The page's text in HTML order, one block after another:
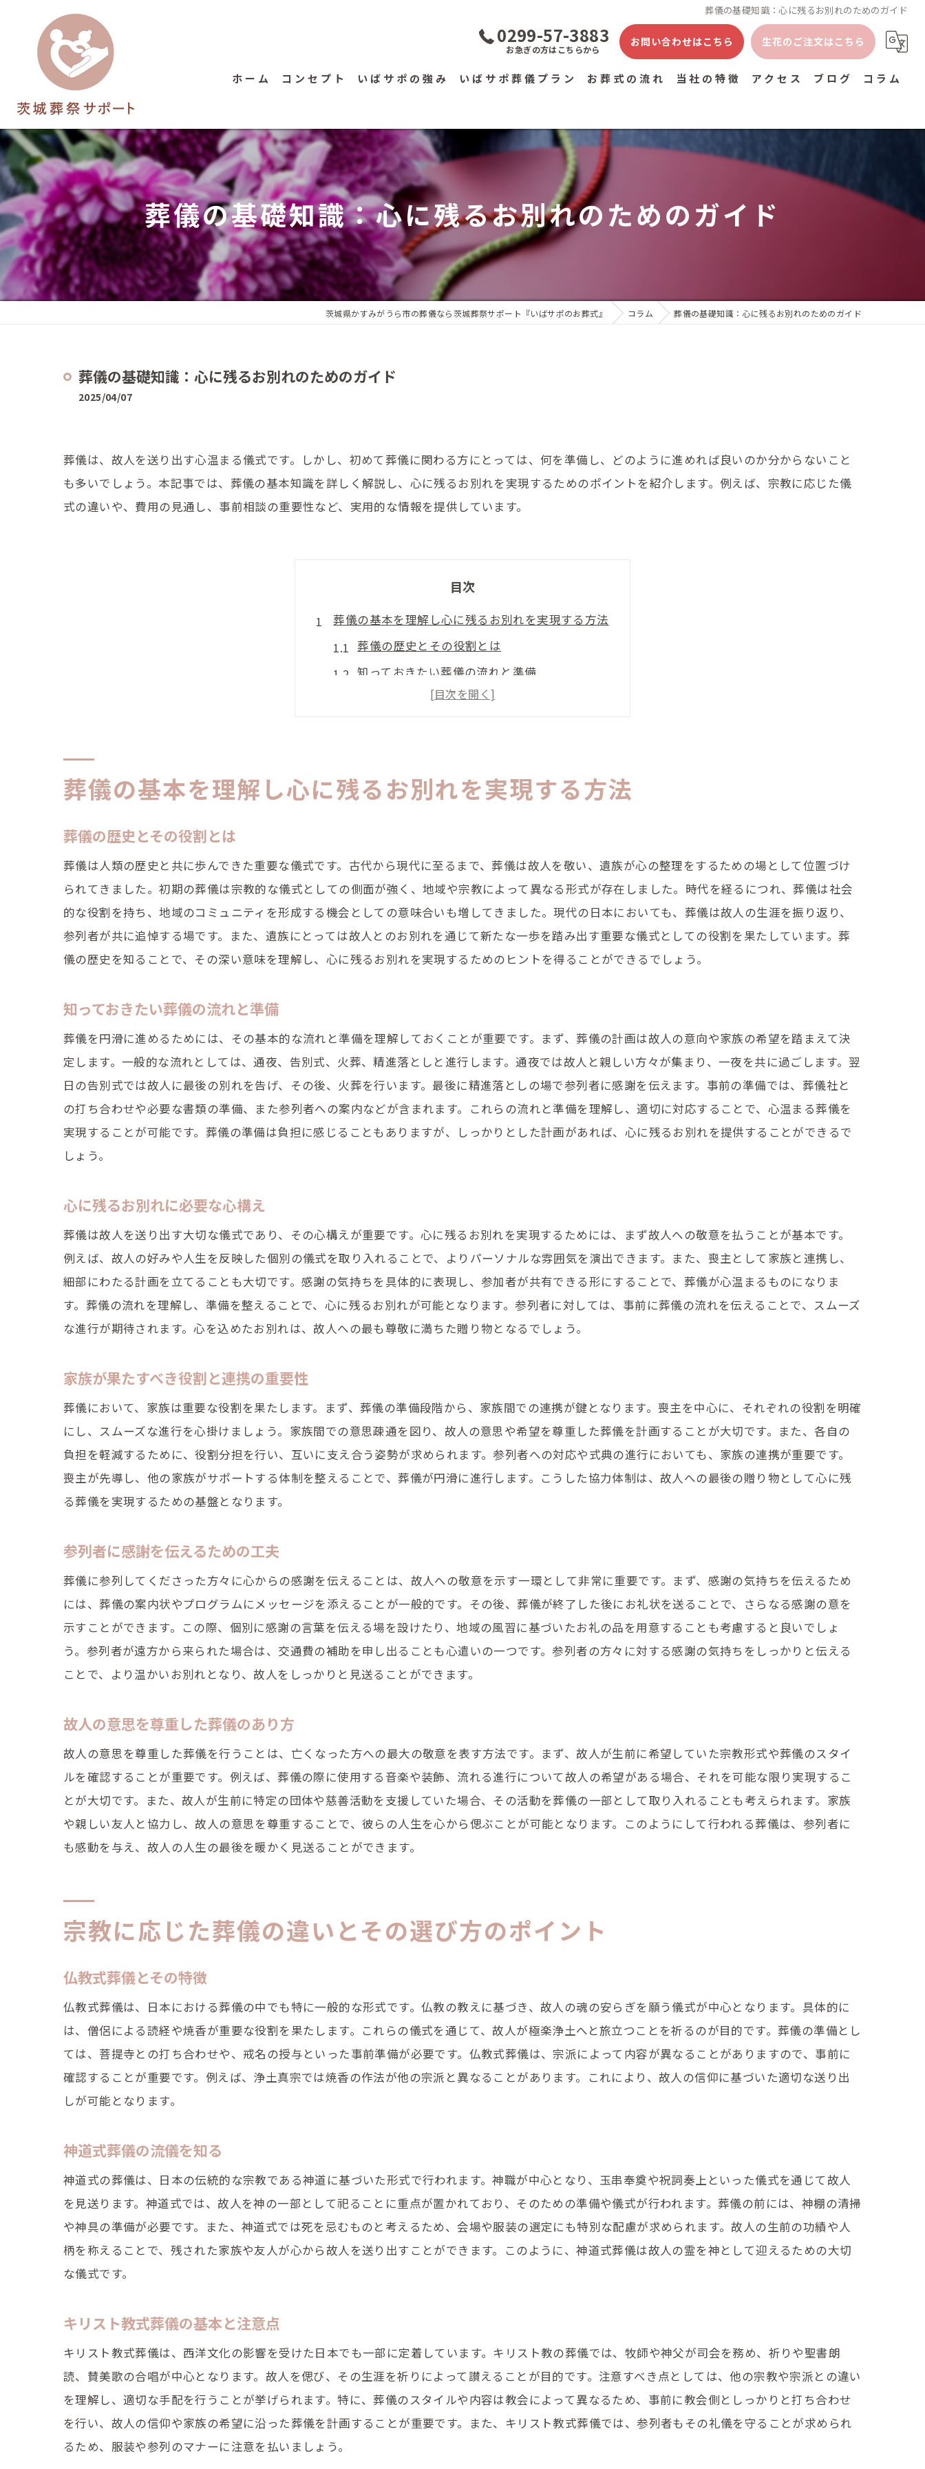
葬儀の基礎知識：心に残るお別れのためのガイド
0299-57-3883
お急ぎの方はこちらから
お問い合わせはこちら 生花のご注文はこちら
ホーム コンセプト いばサポの強み いばサポ葬儀プラン
家族葬プラン
生花のご注文
お葬式の流れ 当社の特徴
家族葬
一般葬
アクセス ブログ コラム
葬儀の基礎知識：心に残るお別れのためのガイド
茨城県かすみがうら市の葬儀なら茨城葬祭サポート『いばサポのお葬式』 コラム 葬儀の基礎知識：心に残るお別れのためのガイド
葬儀の基礎知識：心に残るお別れのためのガイド
2025/04/07
葬儀は、故人を送り出す心温まる儀式です。しかし、初めて葬儀に関わる方にとっては、何を準備し、どのように進めれば良いのか分からないこと
も多いでしょう。本記事では、葬儀の基本知識を詳しく解説し、心に残るお別れを実現するためのポイントを紹介します。例えば、宗教に応じた儀
式の違いや、費用の見通し、事前相談の重要性など、実用的な情報を提供しています。
目次
葬儀の基本を理解し心に残るお別れを実現する方法
葬儀の歴史とその役割とは
知っておきたい葬儀の流れと準備
心に残るお別れに必要な心構え
故人の意思を尊重した葬儀のあり方
宗教に応じた葬儀の違いとその選び方のポイント
キリスト教式葬儀の基本と注意点
無宗教葬儀のスタイルとその進め方
宗教に応じた葬儀場の選び方
宗教的儀式の選択とその調整
予算を抑えた葬儀プランの選び方
葬儀費用の見積もりを比較する方法
家族で話し合うべき費用の優先順位
葬儀保険の活用と選び方
費用を明確にして安心を得る大切さ
葬儀のプランニングで忘れがちなこと
事前相談で心の余裕を生む秘訣
相談を通して明確になる家族の希望
各役割の具体的な仕事内容と流れ
進行をスムーズにするための連絡方法
役割分担で負担を軽減する工夫
緊急時に備えた代替プランの考え方
遺族が抱える心のケアとそのサポート
法要の種類と準備のポイント
家族が協力して進めるためのコツ
事前に準備すべき書類一覧
突発的な事態への備え方
心の負担を軽くする準備の工夫
書類整理で葬儀を円滑に進める
緊急時の連絡網を整備する方法
故人を偲ぶ場所や時間の設定
故人の好きだったことを取り入れる
音楽や映像で故人を偲ぶ演出
参加者全員で心を一つにする方法
葬儀の基本を理解し心に残るお別れを実現する方法
葬儀の歴史とその役割とは
葬儀は人類の歴史と共に歩んできた重要な儀式です。古代から現代に至るまで、葬儀は故人を敬い、遺族が心の整理をするための場として位置づけ
られてきました。初期の葬儀は宗教的な儀式としての側面が強く、地域や宗教によって異なる形式が存在しました。時代を経るにつれ、葬儀は社会
的な役割を持ち、地域のコミュニティを形成する機会としての意味合いも増してきました。現代の日本においても、葬儀は故人の生涯を振り返り、
参列者が共に追悼する場です。また、遺族にとっては故人とのお別れを通じて新たな一歩を踏み出す重要な儀式としての役割を果たしています。葬
儀の歴史を知ることで、その深い意味を理解し、心に残るお別れを実現するためのヒントを得ることができるでしょう。
知っておきたい葬儀の流れと準備
葬儀を円滑に進めるためには、その基本的な流れと準備を理解しておくことが重要です。まず、葬儀の計画は故人の意向や家族の希望を踏まえて決
定します。一般的な流れとしては、通夜、告別式、火葬、精進落としと進行します。通夜では故人と親しい方々が集まり、一夜を共に過ごします。翌
日の告別式では故人に最後の別れを告げ、その後、火葬を行います。最後に精進落としの場で参列者に感謝を伝えます。事前の準備では、葬儀社と
の打ち合わせや必要な書類の準備、また参列者への案内などが含まれます。これらの流れと準備を理解し、適切に対応することで、心温まる葬儀を
実現することが可能です。葬儀の準備は負担に感じることもありますが、しっかりとした計画があれば、心に残るお別れを提供することができるで
しょう。
心に残るお別れに必要な心構え
葬儀は故人を送り出す大切な儀式であり、その心構えが重要です。心に残るお別れを実現するためには、まず故人への敬意を払うことが基本です。
例えば、故人の好みや人生を反映した個別の儀式を取り入れることで、よりパーソナルな雰囲気を演出できます。また、喪主として家族と連携し、
細部にわたる計画を立てることも大切です。感謝の気持ちを具体的に表現し、参加者が共有できる形にすることで、葬儀が心温まるものになりま
す。葬儀の流れを理解し、準備を整えることで、心に残るお別れが可能となります。参列者に対しては、事前に葬儀の流れを伝えることで、スムーズ
な進行が期待されます。心を込めたお別れは、故人への最も尊敬に満ちた贈り物となるでしょう。
家族が果たすべき役割と連携の重要性
葬儀において、家族は重要な役割を果たします。まず、葬儀の準備段階から、家族間での連携が鍵となります。喪主を中心に、それぞれの役割を明確
にし、スムーズな進行を心掛けましょう。家族間での意思疎通を図り、故人の意思や希望を尊重した葬儀を計画することが大切です。また、各自の
負担を軽減するために、役割分担を行い、互いに支え合う姿勢が求められます。参列者への対応や式典の進行においても、家族の連携が重要です。
喪主が先導し、他の家族がサポートする体制を整えることで、葬儀が円滑に進行します。こうした協力体制は、故人への最後の贈り物として心に残
る葬儀を実現するための基盤となります。
参列者に感謝を伝えるための工夫
葬儀に参列してくださった方々に心からの感謝を伝えることは、故人への敬意を示す一環として非常に重要です。まず、感謝の気持ちを伝えるため
には、葬儀の案内状やプログラムにメッセージを添えることが一般的です。その後、葬儀が終了した後にお礼状を送ることで、さらなる感謝の意を
示すことができます。この際、個別に感謝の言葉を伝える場を設けたり、地域の風習に基づいたお礼の品を用意することも考慮すると良いでしょ
う。参列者が遠方から来られた場合は、交通費の補助を申し出ることも心遣いの一つです。参列者の方々に対する感謝の気持ちをしっかりと伝える
ことで、より温かいお別れとなり、故人をしっかりと見送ることができます。
故人の意思を尊重した葬儀のあり方
故人の意思を尊重した葬儀を行うことは、亡くなった方への最大の敬意を表す方法です。まず、故人が生前に希望していた宗教形式や葬儀のスタイ
ルを確認することが重要です。例えば、葬儀の際に使用する音楽や装飾、流れる進行について故人の希望がある場合、それを可能な限り実現するこ
とが大切です。また、故人が生前に特定の団体や慈善活動を支援していた場合、その活動を葬儀の一部として取り入れることも考えられます。家族
や親しい友人と協力し、故人の意思を尊重することで、彼らの人生を心から偲ぶことが可能となります。このようにして行われる葬儀は、参列者に
も感動を与え、故人の人生の最後を暖かく見送ることができます。
宗教に応じた葬儀の違いとその選び方のポイント
仏教式葬儀とその特徴
仏教式葬儀は、日本における葬儀の中でも特に一般的な形式です。仏教の教えに基づき、故人の魂の安らぎを願う儀式が中心となります。具体的に
は、僧侶による読経や焼香が重要な役割を果たします。これらの儀式を通じて、故人が極楽浄土へと旅立つことを祈るのが目的です。葬儀の準備とし
ては、菩提寺との打ち合わせや、戒名の授与といった事前準備が必要です。仏教式葬儀は、宗派によって内容が異なることがありますので、事前に
確認することが重要です。例えば、浄土真宗では焼香の作法が他の宗派と異なることがあります。これにより、故人の信仰に基づいた適切な送り出
しが可能となります。
神道式葬儀の流儀を知る
神道式の葬儀は、日本の伝統的な宗教である神道に基づいた形式で行われます。神職が中心となり、玉串奉奠や祝詞奏上といった儀式を通じて故人
を見送ります。神道式では、故人を神の一部として祀ることに重点が置かれており、そのための準備や儀式が行われます。葬儀の前には、神棚の清掃
や神具の準備が必要です。また、神道式では死を忌むものと考えるため、会場や服装の選定にも特別な配慮が求められます。故人の生前の功績や人
柄を称えることで、残された家族や友人が心から故人を送り出すことができます。このように、神道式葬儀は故人の霊を神として迎えるための大切
な儀式です。
キリスト教式葬儀の基本と注意点
キリスト教式葬儀は、西洋文化の影響を受けた日本でも一部に定着しています。キリスト教の葬儀では、牧師や神父が司会を務め、祈りや聖書朗
読、賛美歌の合唱が中心となります。故人を偲び、その生涯を祈りによって讃えることが目的です。注意すべき点としては、他の宗教や宗派との違い
を理解し、適切な手配を行うことが挙げられます。特に、葬儀のスタイルや内容は教会によって異なるため、事前に教会側としっかりと打ち合わせ
を行い、故人の信仰や家族の希望に沿った葬儀を計画することが重要です。また、キリスト教式葬儀では、参列者もその礼儀を守ることが求められ
るため、服装や参列のマナーに注意を払いましょう。